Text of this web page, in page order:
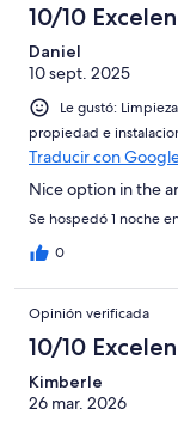
10/10
Daniel
10 sept. 2025
Le gustó:
propiedad e
Traducir con
Nice option in the
Se hospedó 1 noche
0
Opinión verificada
10/10
Kimberle
26 mar. 2026